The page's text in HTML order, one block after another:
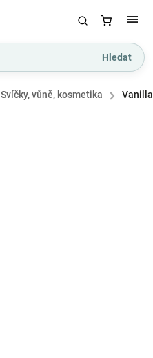
Hledat
Svíčky, vůně, kosmetika / Vanilla